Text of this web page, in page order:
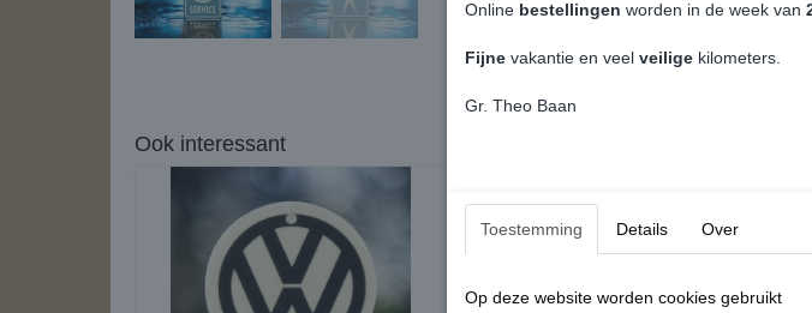
Geur:
Ook interessant
Online bestellingen worden in de week van
Fijne vakantie en veel veilige kilometers.
Gr. Theo Baan
Toestemming Details Over
Op deze website worden cookies gebruikt